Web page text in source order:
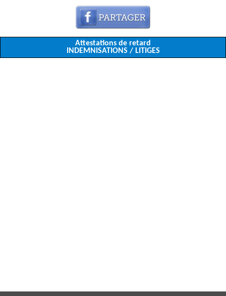
Attestations de retard
INDEMNISATIONS / LITIGES